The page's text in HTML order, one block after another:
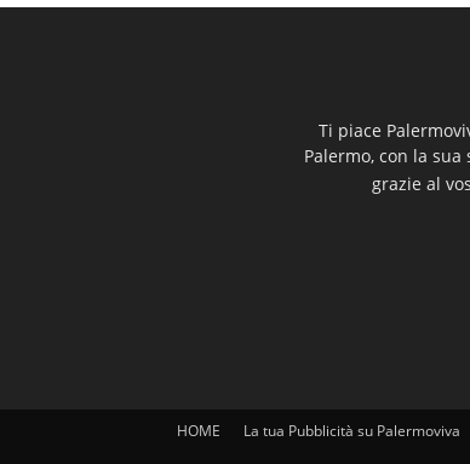
Ti piace
Palermo, con la
grazie al
HOME La tua Pubblicità su Palermoviva